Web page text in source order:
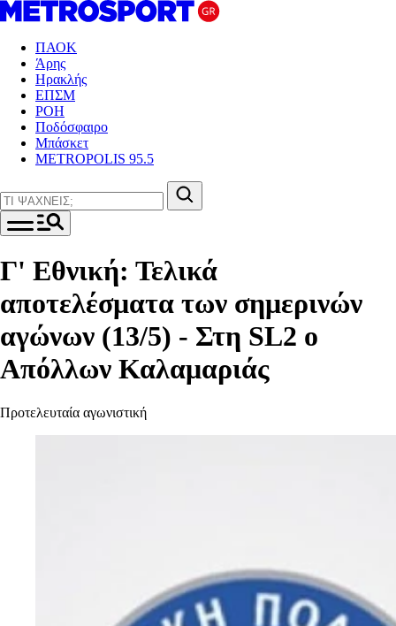
ΠΑΟΚ
Άρης
Ηρακλής
ΕΠΣΜ
ΡΟΗ
Ποδόσφαιρο
Μπάσκετ
METROPOLIS 95.5
Γ' Εθνική: Τελικά
αποτελέσματα των σημερινών
αγώνων (13/5) - Στη SL2 o
Απόλλων Καλαμαριάς
Προτελευταία αγωνιστική